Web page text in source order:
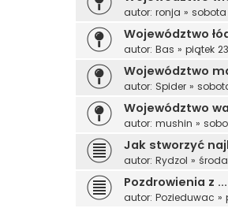
autor: ronja » sobota
Województwo
autor: Bas » piątek
Województwo
autor: Spider »
Województwo
autor: mushin »
Jak stworzyć
autor: Rydzol »
Pozdrowienia z
autor: Pozieduwac »